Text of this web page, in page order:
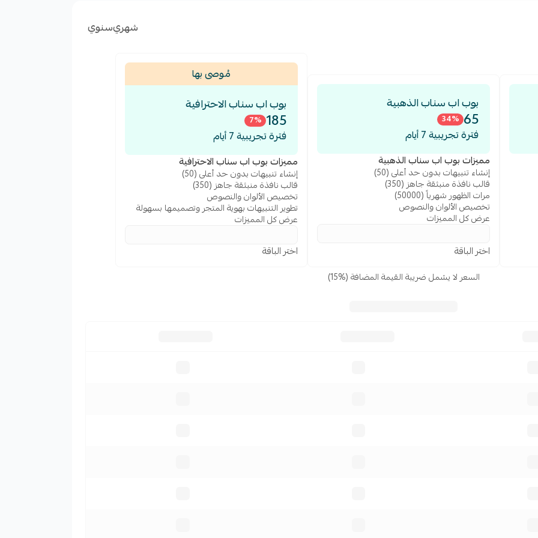
منتج جديد | يخلق إلحاح نفسي قوي للشراء
الزائر | استهداف جغرافي دقيق لزيادة التفاعل
أخبار متجرك | قابلة للتخصيص الكامل بهويتك
الإلكتروني الذكي
وطلبات خاصة
شهريسنوي
بوب اب سناب الذهبية
65
34%
فترة تجريبية 7 أيام
مميزات بوب اب سناب الذهبية
إنشاء تنبيهات بدون حد أعلى (50)
قالب نافذة منبثقة جاهز (350)
مرات الظهور شهرياً (50000)
تخصيص الألوان والنصوص
عرض كل المميزات
اختر الباقة
مُوصى بها
بوب اب سناب الاحترافية
185
7%
فترة تجريبية 7 أيام
مميزات بوب اب سناب الاحترافية
إنشاء تنبيهات بدون حد أعلى (50)
قالب نافذة منبثقة جاهز (350)
تخصيص الألوان والنصوص
تطوير التنبيهات بهوية المتجر وتصميمها بسهولة
عرض كل المميزات
اختر الباقة
السعر لا يشمل ضريبة القيمة المضافة (%15)